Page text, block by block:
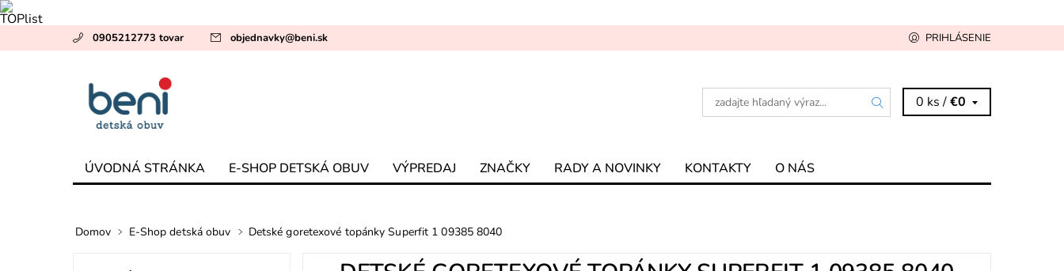
0905212773 tovar objednavky@beni.sk PRIHLÁSENIE
0 ks /€0
ÚVODNÁ STRÁNKA E-SHOP DETSKÁ OBUV VÝPREDAJ ZNAČKY RADY A NOVINKY KONTAKTY O NÁS
Domov E-Shop detská obuv Detské goretexové topánky Superfit 1 09385 8040